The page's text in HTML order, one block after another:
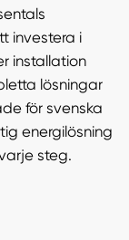
investera i
installation
lösningar
för svenska
energilösning
steg.